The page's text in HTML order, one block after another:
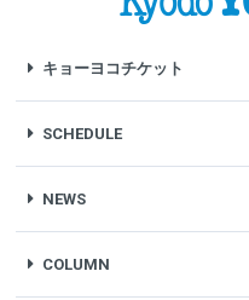
キョーヨコチケット
SCHEDULE
NEWS
COLUMN